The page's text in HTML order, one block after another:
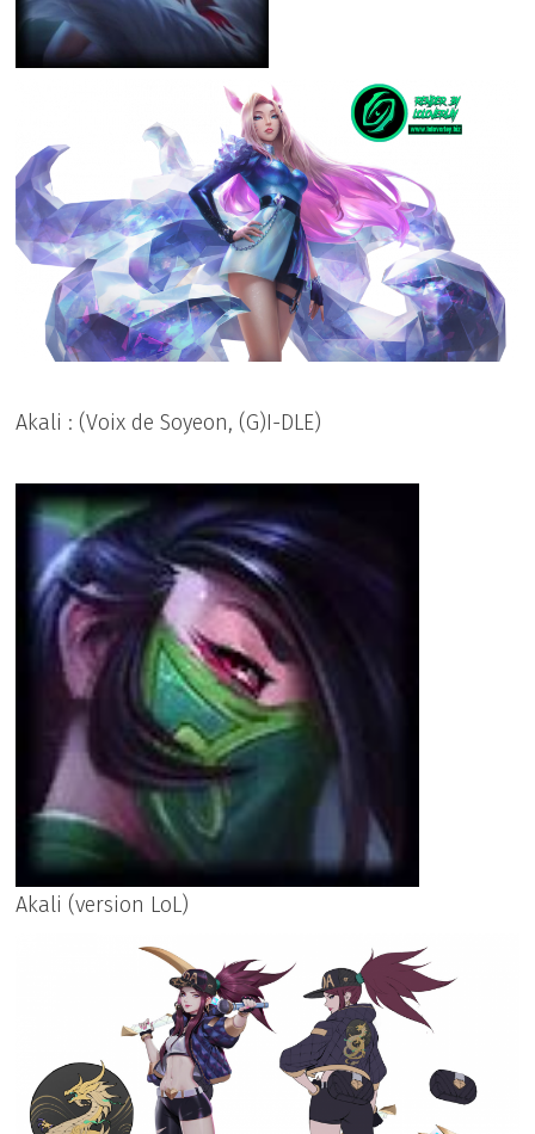
Akali : (Voix de Soyeon, (G)I-DLE)
Akali (version LoL)